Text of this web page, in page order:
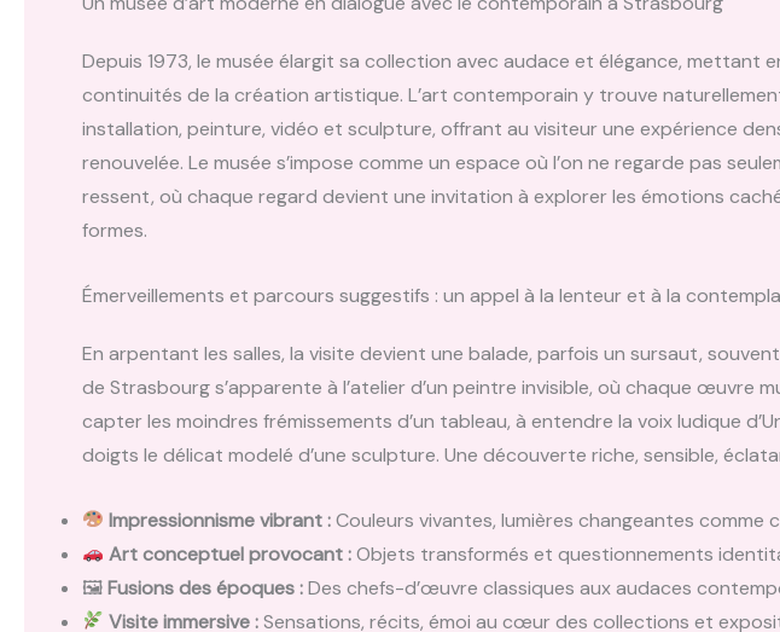
Depuis 1973, le musée élargit sa collection avec audace et élégance, mettant
continuités de la création artistique. L’art contemporain y trouve
installation, peinture, vidéo et sculpture, offrant au visiteur une expérience
renouvelée. Le musée s’impose comme un espace où l’on ne regarde pas
ressent, où chaque regard devient une invitation à explorer les émotions
formes.
Émerveillements et parcours suggestifs : un appel à la lenteur et à la
En arpentant les salles, la visite devient une balade, parfois un sursaut,
de Strasbourg s’apparente à l’atelier d’un peintre invisible, où chaque œuvre
capter les moindres frémissements d’un tableau, à entendre la voix ludique
doigts le délicat modelé d’une sculpture. Une découverte riche, sensible,
Impressionnisme vibrant :Couleurs vivantes, lumières changeantes comme
Art conceptuel provocant :Objets transformés et questionnements
🖼Fusions des époques :Des chefs-d’œuvre classiques aux audaces
Visite immersive :Sensations, récits, émoi au cœur des collections et